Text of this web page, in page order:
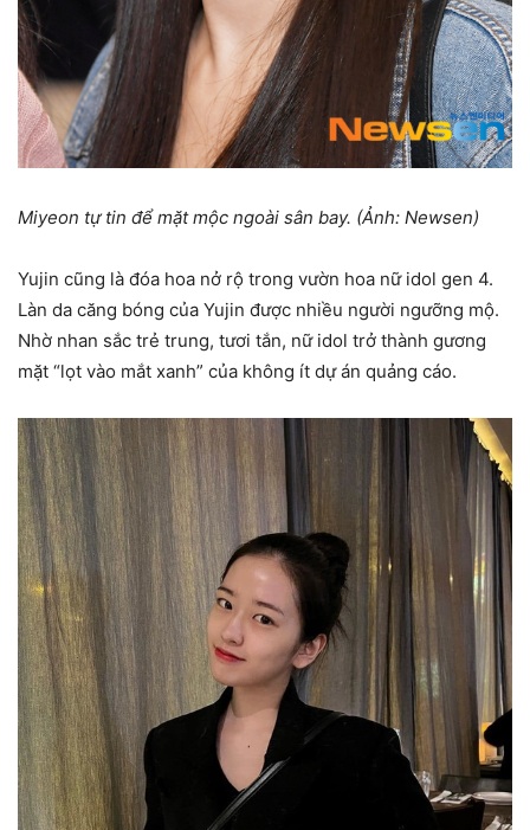
Miyeon tự tin để mặt mộc ngoài sân bay. (Ảnh: Newsen)
Yujin cũng là đóa hoa nở rộ trong vườn hoa nữ idol gen 4.
Làn da căng bóng của Yujin được nhiều người ngưỡng mộ.
Nhờ nhan sắc trẻ trung, tươi tắn, nữ idol trở thành gương
mặt “lọt vào mắt xanh” của không ít dự án quảng cáo.